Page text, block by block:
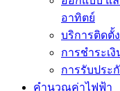
อาทิตย์
บริการติดตั้
การชำระเงิ
การรับประ
คำนวณค่าไฟฟ้า